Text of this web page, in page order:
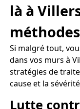
là à
Si malgré tout,
dans vos murs à
stratégies de
cause et la
Lutte